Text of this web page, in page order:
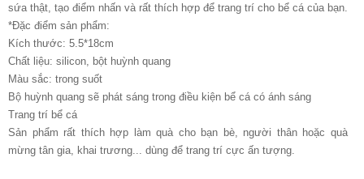
sứa thật, tạo điểm nhấn và rất thích hợp để trang trí cho bể cá của bạn.
*Đặc điểm sản phẩm:
Kích thước: 5.5*18cm
Chất liệu: silicon, bột huỳnh quang
Màu sắc: trong suốt
Bộ huỳnh quang sẽ phát sáng trong điều kiện bể cá có ánh sáng
Trang trí bể cá
Sản phẩm rất thích hợp làm quà cho bạn bè, người thân hoặc quà
mừng tân gia, khai trương... dùng để trang trí cực ấn tượng.